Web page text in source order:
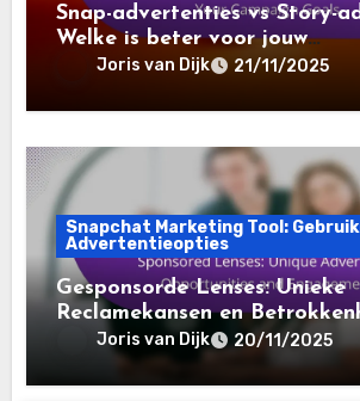
Snap-advertenties vs Story-
Welke is beter voor jouw
campagnedoelen
Joris van Dijk 21/11/2025
Snapchat Marketing Tool:
Advertentieopties
Gesponsorde Lenses: Unieke
Reclamekansen en
Joris van Dijk 20/11/2025